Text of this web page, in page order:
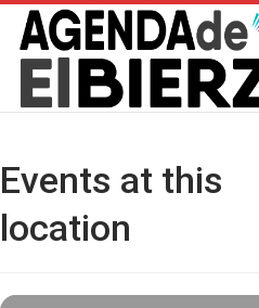
Events at this
location